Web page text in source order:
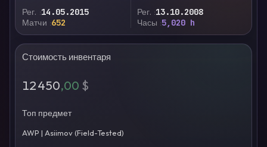
Рег. 14.05.2015
Матчи 652
Рег. 13.10.2008
Часы 5,020 h
Стоимость инвентаря
12 450,00 $
Топ предмет
AWP | Asiimov (Field-Tested)